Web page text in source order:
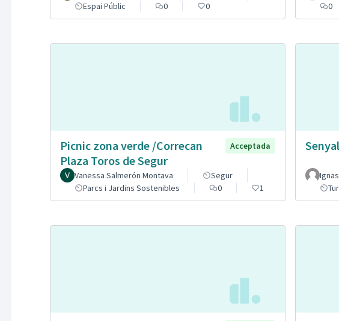
Espai Públic
0 0
0
Picnic zona verde /Correcan
Plaza Toros de Segur
Acceptada
Vanessa Salmerón Montava
Segur
Parcs i Jardins Sostenibles
0 1